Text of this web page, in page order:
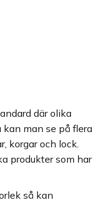
där olika
man se på flera
korgar och lock.
produkter som har
så kan